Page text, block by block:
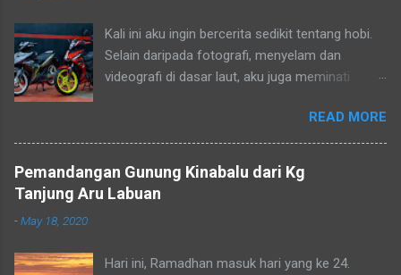
Kali ini aku ingin bercerita sedikit tentang hobi.
Selain daripada fotografi, menyelam dan
videografi di dasar laut, aku juga meminati
kapcai kerana perjalanan yang sangat jimat dan
membolehkan aku untuk menikmati keindahan
alam dan dikongsikan dengan lensa kamera.
Aku dan kawan-kawan sebenarnya sudah
berkuatkuasa bagi mengekang penularan wabak
READ MORE
Pemandangan Gunung Kinabalu dari Kg
Tanjung Aru Labuan
-May 18, 2020
Hari ini, Ramadhan masuk hari yang ke 24.